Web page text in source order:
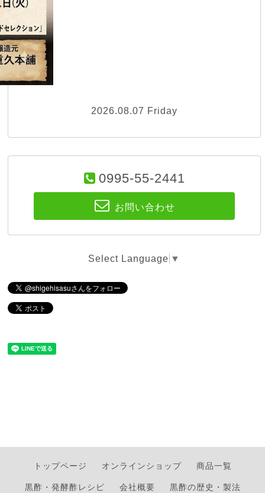
2026.08.07 Friday
0995-55-2441
お問い合わせ
Select Language ▼
トップページ オンラインショップ 商品一覧
黒酢・発酵酢レシピ 会社概要 黒酢の歴史・製法